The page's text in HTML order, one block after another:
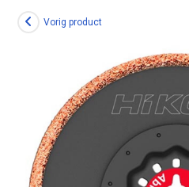
Vorig product